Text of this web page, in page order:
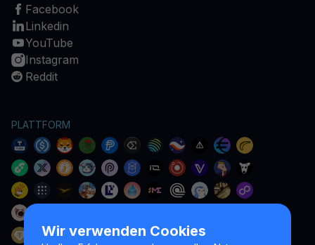
Wir verwenden Cookies
Facebook
Linkedin
YouTube
Instagram
Reddit
PLATTFORM